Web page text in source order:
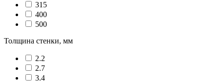
315
400
500
Толщина стенки, мм
2.2
2.7
3.4